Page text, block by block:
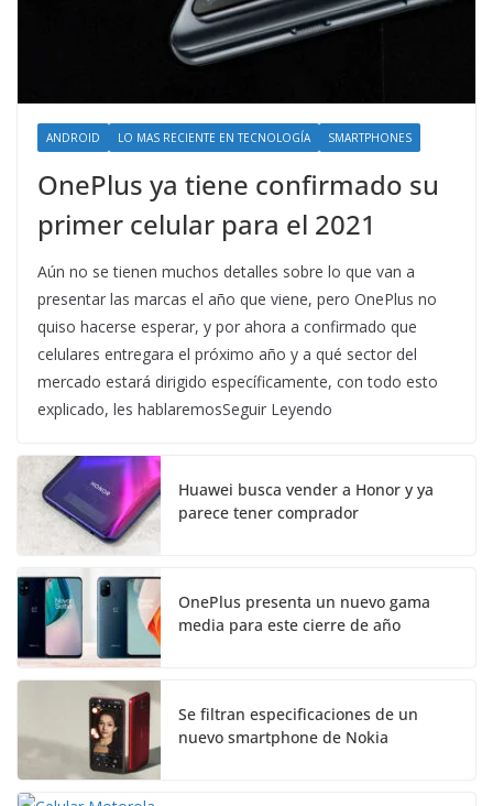
ANDROID LO MAS RECIENTE EN TECNOLOGÍA SMARTPHONES
OnePlus ya tiene confirmado su
primer celular para el 2021
Aún no se tienen muchos detalles sobre lo que van a
presentar las marcas el año que viene, pero OnePlus no
quiso hacerse esperar, y por ahora a confirmado que
celulares entregara el próximo año y a qué sector del
mercado estará dirigido específicamente, con todo esto
explicado, les hablaremosSeguir Leyendo
Huawei busca vender a Honor y ya
parece tener comprador
OnePlus presenta un nuevo gama
media para este cierre de año
Se filtran especificaciones de un
nuevo smartphone de Nokia